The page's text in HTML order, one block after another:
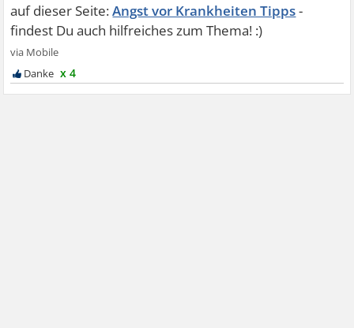
Angst vor Krankheiten Tipps
x 4